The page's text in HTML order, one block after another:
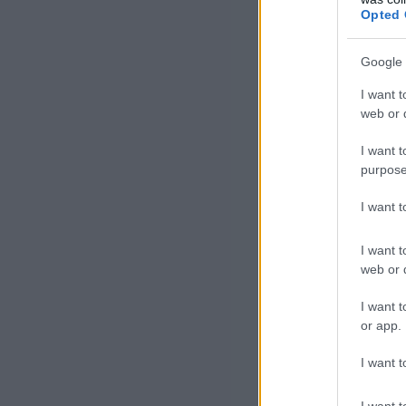
Opted
Google
I want
web or
I want
I want
I want
web or
I want
or app.
I want